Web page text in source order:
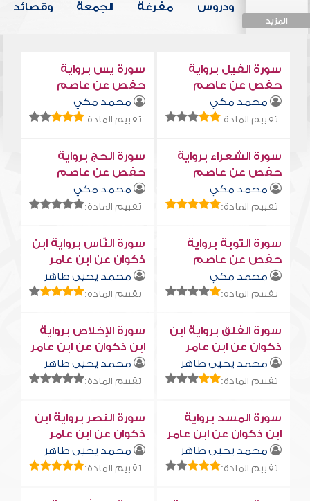
المزيد
ودروس
مفرغة
الجمعة
وقصائد
سورة الفيل برواية
حفص عن عاصم
محمد مكي
تقييم المادة:
سورة يس برواية
حفص عن عاصم
محمد مكي
تقييم المادة:
سورة الشعراء برواية
حفص عن عاصم
محمد مكي
تقييم المادة:
سورة الحج برواية
حفص عن عاصم
محمد مكي
تقييم المادة:
سورة التوبة برواية
حفص عن عاصم
محمد مكي
تقييم المادة:
سورة النّاس برواية ابن
ذكوان عن ابن عامر
محمد يحيى طاهر
تقييم المادة:
سورة الفلق برواية ابن
ذكوان عن ابن عامر
محمد يحيى طاهر
تقييم المادة:
سورة الإخلاص برواية
ابن ذكوان عن ابن عامر
محمد يحيى طاهر
تقييم المادة:
سورة المسد برواية
ابن ذكوان عن ابن عامر
محمد يحيى طاهر
تقييم المادة:
سورة النصر برواية ابن
ذكوان عن ابن عامر
محمد يحيى طاهر
تقييم المادة: